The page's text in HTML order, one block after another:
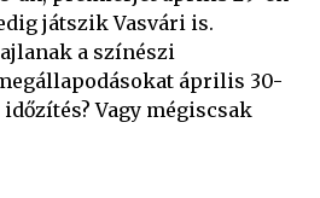
játszik Vasvári is.
a színészi
április 30-
Vagy mégiscsak